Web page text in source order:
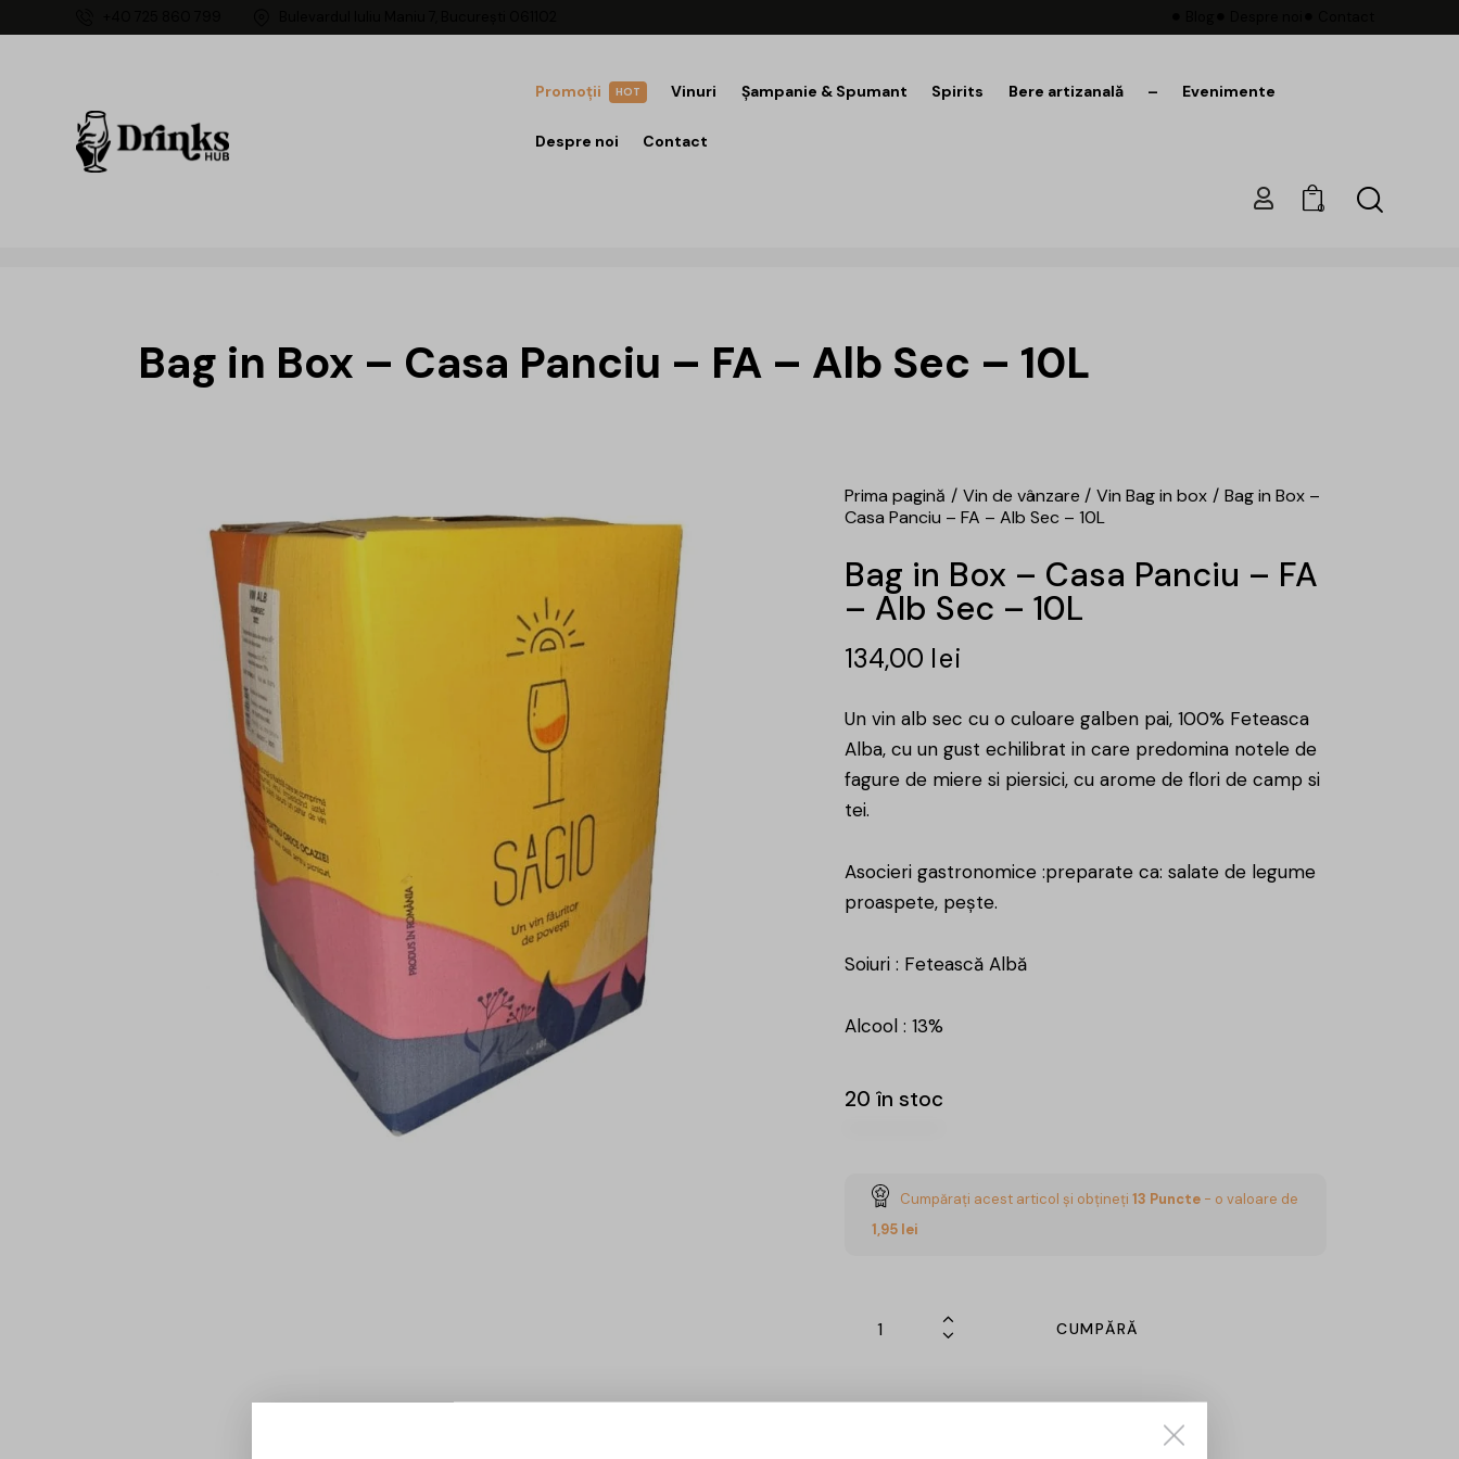
HOT
Promoții Vinuri Șampanie & Spumant Spirits Bere artizanală – Evenimente
Despre noi Contact
0
Bag in Box – Casa Panciu – FA – Alb Sec – 10L
Prima pagină Vin de vânzare Vin Bag in box
Bag in Box –
Casa Panciu – FA – Alb Sec – 10L
Bag in Box – Casa Panciu – FA
– Alb Sec – 10L
134,00 lei
Un vin alb sec cu o culoare galben pai, 100% Feteasca
Alba, cu un gust echilibrat in care predomina notele de
fagure de miere si piersici, cu arome de flori de camp si
tei.
Asocieri gastronomice :preparate ca: salate de legume
proaspete, peşte.
Soiuri : Fetească Albă
Alcool : 13%
20 în stoc
Cumpărați acest articol și obțineți 13 Puncte - o valoare de
1,95 lei
CUMPĂRĂ
Ai întrebări? Sună aici:0725860799